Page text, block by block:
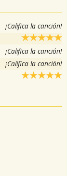
¡Califica la canción!
¡Califica la canción!
¡Califica la canción!